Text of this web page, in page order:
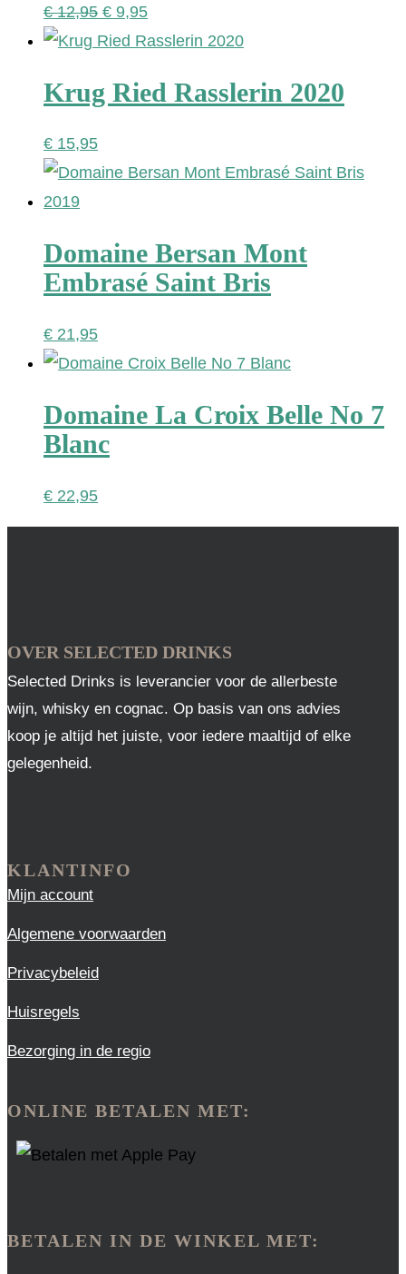
€12,95 Oorspronkelijke
prijs
€ 12,95.
€ 9,95Huidige
prijs
€ 9,95.
Krug Ried Rasslerin 2020
€ 15,95
Domaine Bersan Mont
Embrasé Saint Bris
€ 21,95
Domaine La Croix Belle No 7
Blanc
€ 22,95
OVER SELECTED DRINKS
Selected Drinks is leverancier voor de allerbeste
wijn, whisky en cognac. Op basis van ons advies
koop je altijd het juiste, voor iedere maaltijd of elke
gelegenheid.
KLANTINFO
Mijn account
Algemene voorwaarden
Privacybeleid
Huisregels
Bezorging in de regio
ONLINE BETALEN MET:
BETALEN IN DE WINKEL MET: